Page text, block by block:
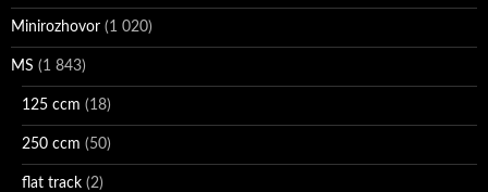
Minirozhovor (1 020)
MS (1 843)
125 ccm (18)
250 ccm (50)
flat track (2)